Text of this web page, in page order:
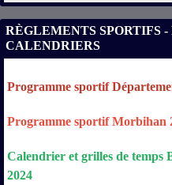
RÈGLEMENTS SPORTIFS
CALENDRIERS
Programme sportif
Programme sportif Morbihan
Calendrier et grilles de temps
2024